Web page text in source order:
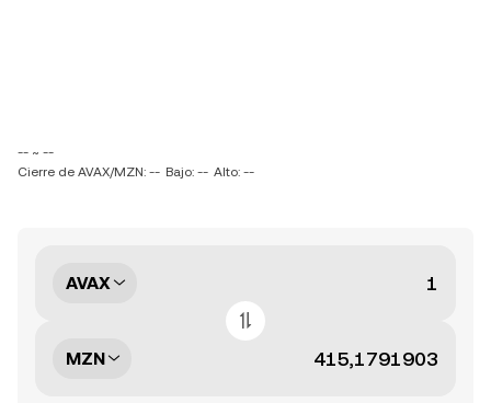
-- ~ --
Cierre de AVAX/MZN: -- Bajo: -- Alto: --
AVAX
MZN